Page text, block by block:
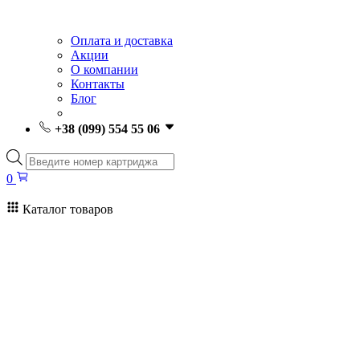
Оплата и доставка
Акции
О компании
Контакты
Блог
+38 (099) 554 55 06
Поиск
товаров
0
Каталог товаров